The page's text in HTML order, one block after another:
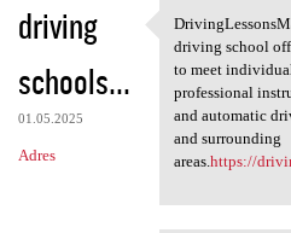
driving
schools...
01.05.2025
Adres
driving school
to meet
professional
and automatic
and surrounding
areas. https://